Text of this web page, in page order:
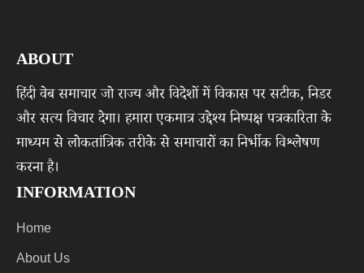
ABOUT
हिंदी वेब समाचार जो राज्य और विदेशों में विकास पर सटीक, निडर
और सत्य विचार देगा। हमारा एकमात्र उद्देश्य निष्पक्ष पत्रकारिता के
माध्यम से लोकतांत्रिक तरीके से समाचारों का निर्भीक विश्लेषण
करना है।
INFORMATION
Home
About Us